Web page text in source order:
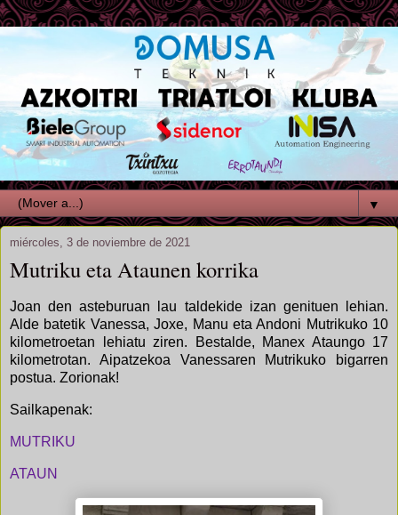
▼
miércoles, 3 de noviembre de 2021
Mutriku eta Ataunen korrika
Joan den asteburuan lau taldekide izan genituen lehian.
Alde batetik Vanessa, Joxe, Manu eta Andoni Mutrikuko 10
kilometroetan lehiatu ziren. Bestalde, Manex Ataungo 17
kilometrotan. Aipatzekoa Vanessaren Mutrikuko bigarren
postua. Zorionak!
Sailkapenak:
MUTRIKU
ATAUN